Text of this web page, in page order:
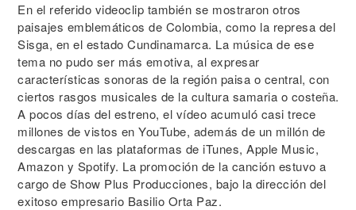
En el referido videoclip también se mostraron otros
paisajes emblemáticos de Colombia, como la represa del
Sisga, en el estado Cundinamarca. La música de ese
tema no pudo ser más emotiva, al expresar
características sonoras de la región paisa o central, con
ciertos rasgos musicales de la cultura samaria o costeña.
A pocos días del estreno, el vídeo acumuló casi trece
millones de vistos en YouTube, además de un millón de
descargas en las plataformas de iTunes, Apple Music,
Amazon y Spotify. La promoción de la canción estuvo a
cargo de Show Plus Producciones, bajo la dirección del
exitoso empresario Basilio Orta Paz.